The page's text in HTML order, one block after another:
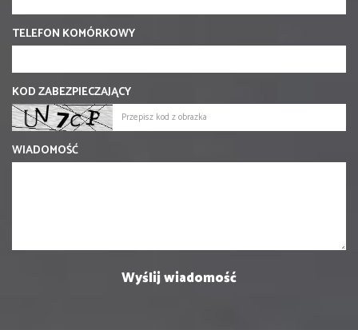
TELEFON KOMÓRKOWY
KOD ZABEZPIECZAJĄCY
WIADOMOŚĆ